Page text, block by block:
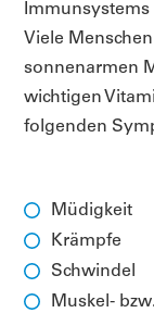
Viele
sonnenarmen
wichtigen
folgenden
Müdigkeit
Krämpfe
Schwindel
Muskel-